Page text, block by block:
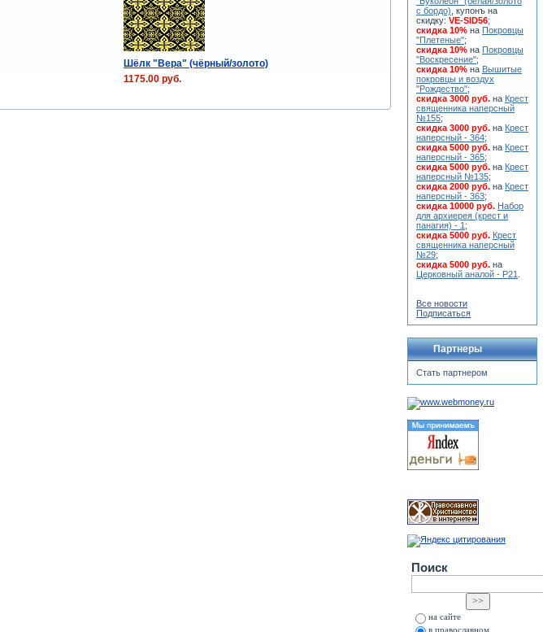
Шёлк "Вера" (чёрный/золото)
1175.00 руб.
с бордо) , купонъ на
скидку: VE-SID56;
скидка 10% на Покровцы
"Плетеные";
скидка 10% на Покровцы
"Воскресение";
скидка 10% на Вышитые
покровцы и воздух
"Рождество";
скидка 3000 руб. на Крест
священника наперсный
№155;
скидка 3000 руб. на Крест
наперсный - 364;
скидка 5000 руб. на Крест
наперсный - 365;
скидка 5000 руб. на Крест
наперсный №135;
скидка 2000 руб. на Крест
наперсный - 363;
скидка 10000 руб. Набор
для архиерея (крест и
панагия) - 1 ;
скидка 5000 руб. Крест
священника наперсный
№29;
скидка 5000 руб. на
Церковный аналой - Р21
Все новости
Подписаться
Партнеры
Стать партнером
Поиск
на сайте
в православном